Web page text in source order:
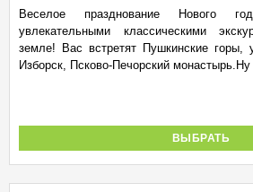
Веселое празднование Нового
увлекательными классическими
земле! Вас встретят Пушкинские горы,
Изборск, Псково-Печорский монастырь.Ну
ВЫБРАТЬ